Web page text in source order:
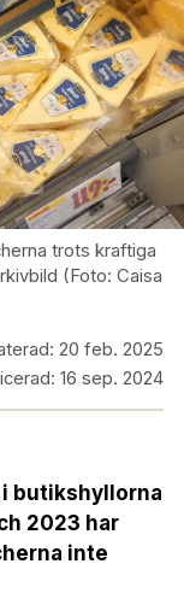
trots kraftiga
(Foto: Caisa
20 feb. 2025
16 sep. 2024
butikshyllorna
2023 har
inte